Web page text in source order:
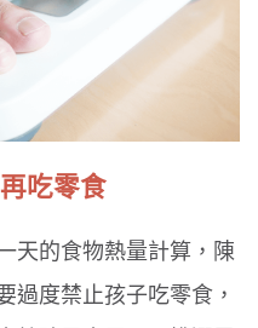
吃零食
天的食物熱量計算，陳
過度禁止孩子吃零食，